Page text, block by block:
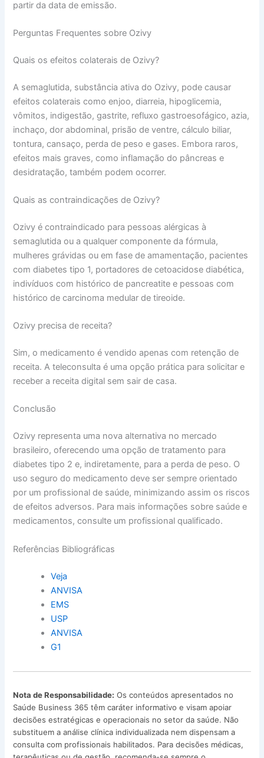
partir da data de emissão.
Perguntas Frequentes sobre Ozivy
Quais os efeitos colaterais de Ozivy?
A semaglutida, substância ativa do Ozivy, pode causar
efeitos colaterais como enjoo, diarreia, hipoglicemia,
vômitos, indigestão, gastrite, refluxo gastroesofágico, azia,
inchaço, dor abdominal, prisão de ventre, cálculo biliar,
tontura, cansaço, perda de peso e gases. Embora raros,
efeitos mais graves, como inflamação do pâncreas e
desidratação, também podem ocorrer.
Quais as contraindicações de Ozivy?
Ozivy é contraindicado para pessoas alérgicas à
semaglutida ou a qualquer componente da fórmula,
mulheres grávidas ou em fase de amamentação, pacientes
com diabetes tipo 1, portadores de cetoacidose diabética,
indivíduos com histórico de pancreatite e pessoas com
histórico de carcinoma medular de tireoide.
Ozivy precisa de receita?
Sim, o medicamento é vendido apenas com retenção de
receita. A teleconsulta é uma opção prática para solicitar e
receber a receita digital sem sair de casa.
Conclusão
Ozivy representa uma nova alternativa no mercado
brasileiro, oferecendo uma opção de tratamento para
diabetes tipo 2 e, indiretamente, para a perda de peso. O
uso seguro do medicamento deve ser sempre orientado
por um profissional de saúde, minimizando assim os riscos
de efeitos adversos. Para mais informações sobre saúde e
medicamentos, consulte um profissional qualificado.
Referências Bibliográficas
Veja
ANVISA
EMS
USP
ANVISA
G1
Nota de Responsabilidade: Os conteúdos apresentados no
Saúde Business 365 têm caráter informativo e visam apoiar
decisões estratégicas e operacionais no setor da saúde. Não
substituem a análise clínica individualizada nem dispensam a
consulta com profissionais habilitados. Para decisões médicas,